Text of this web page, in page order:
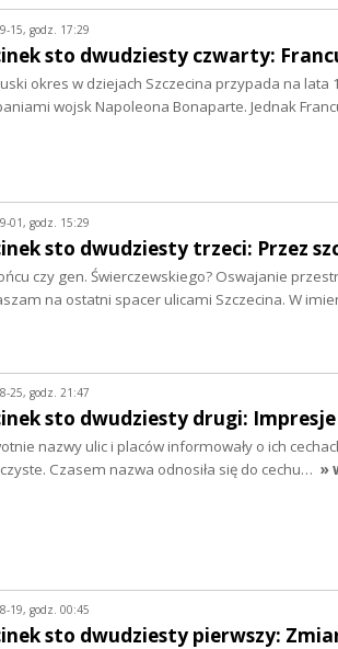
15, godz. 17:29
sto dwudziesty czwarty:
okres w dziejach Szczecina przypada na lata
wojsk Napoleona Bonaparte. Jednak
01, godz. 15:29
sto dwudziesty trzeci: Przez
czy gen. Świerczewskiego? Oswajanie
na ostatni spacer ulicami Szczecina. W
25, godz. 21:47
sto dwudziesty drugi: Impresje
nazwy ulic i placów informowały o ich
Czasem nazwa odnosiła się do cechu… »
19, godz. 00:45
sto dwudziesty pierwszy: